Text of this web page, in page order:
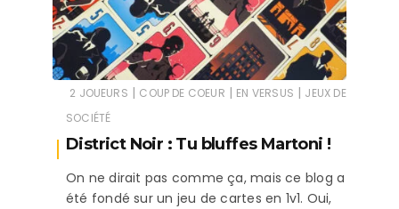
2 JOUEURS | COUP DE COEUR | EN VERSUS | JEUX DE
SOCIÉTÉ
District Noir : Tu bluffes Martoni !
On ne dirait pas comme ça, mais ce blog a
été fondé sur un jeu de cartes en 1v1. Oui,